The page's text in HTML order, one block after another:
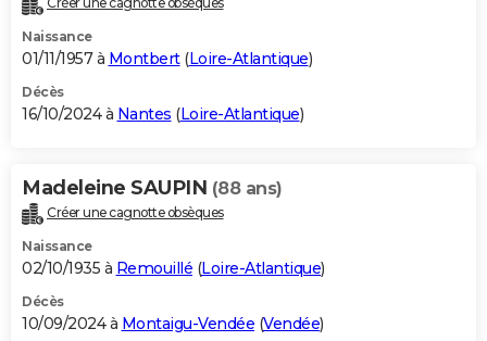
Naissance
01/11/1957 à Montbert(Loire-Atlantique)
Décès
16/10/2024 à Nantes (Loire-Atlantique)
Madeleine SAUPIN (88 ans)
Créer une cagnotte obsèques
Naissance
02/10/1935 à Remouillé (Loire-Atlantique)
Décès
10/09/2024 à Montaigu-Vendée (Vendée)